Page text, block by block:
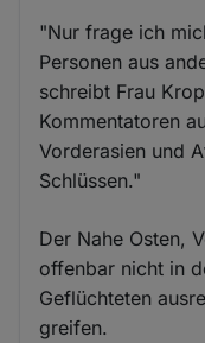
"Nur frage ich
Personen aus
schreibt Frau
Kommentatoren
Vorderasien und
Schlüssen."
Der Nahe Osten,
offenbar nicht in
Geflüchteten
greifen.